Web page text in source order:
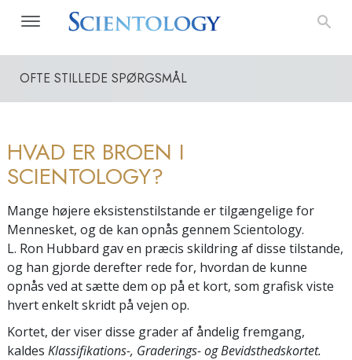
OFTE STILLEDE SPØRGSMÅL
HVAD ER BROEN I
SCIENTOLOGY?
Mange højere eksistenstilstande er tilgængelige for
Mennesket, og de kan opnås gennem Scientology.
L. Ron Hubbard gav en præcis skildring af disse tilstande,
og han gjorde derefter rede for, hvordan de kunne
opnås ved at sætte dem op på et kort, som grafisk viste
hvert enkelt skridt på vejen op.
Kortet, der viser disse grader af åndelig fremgang,
kaldes Klassifikations-, Graderings- og Bevidsthedskortet.